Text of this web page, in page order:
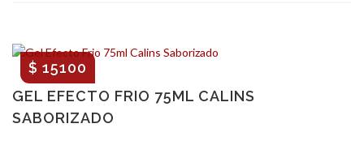
GEL EFECTO FRIO 75ML CALINS
SABORIZADO
$ 15100